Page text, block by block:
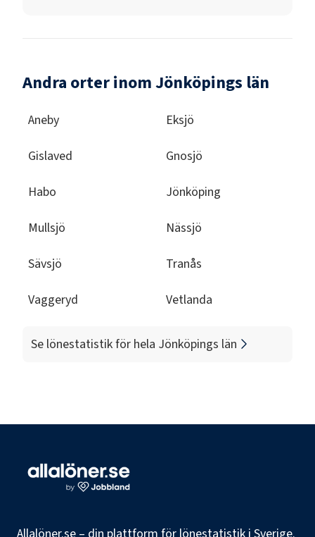
Andra orter inom Jönköpings län
Aneby Eksjö
Gislaved Gnosjö
Habo Jönköping
Mullsjö Nässjö
Sävsjö Tranås
Vaggeryd Vetlanda
Se lönestatistik för hela Jönköpings län